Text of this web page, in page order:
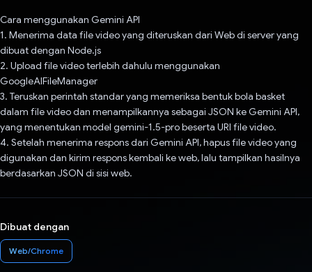
Cara menggunakan Gemini API
1. Menerima data file video yang diteruskan dari Web di server yang
dibuat dengan Node.js
2. Upload file video terlebih dahulu menggunakan
GoogleAIFileManager
3. Teruskan perintah standar yang memeriksa bentuk bola basket
dalam file video dan menampilkannya sebagai JSON ke Gemini API,
yang menentukan model gemini-1.5-pro beserta URI file video.
4. Setelah menerima respons dari Gemini API, hapus file video yang
digunakan dan kirim respons kembali ke web, lalu tampilkan hasilnya
berdasarkan JSON di sisi web.
Dibuat dengan
Web/Chrome